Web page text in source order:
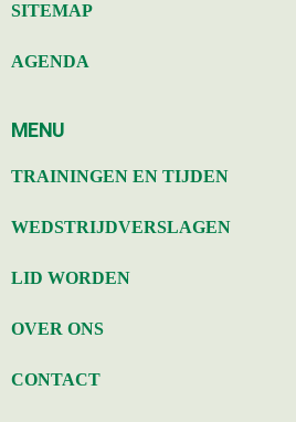
SITEMAP
AGENDA
MENU
TRAININGEN EN TIJDEN
WEDSTRIJDVERSLAGEN
LID WORDEN
OVER ONS
CONTACT